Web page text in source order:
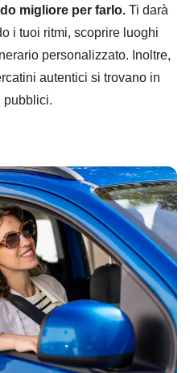
migliore per farlo. Ti darà
i tuoi ritmi, scoprire luoghi
personalizzato. Inoltre,
autentici si trovano in
pubblici.